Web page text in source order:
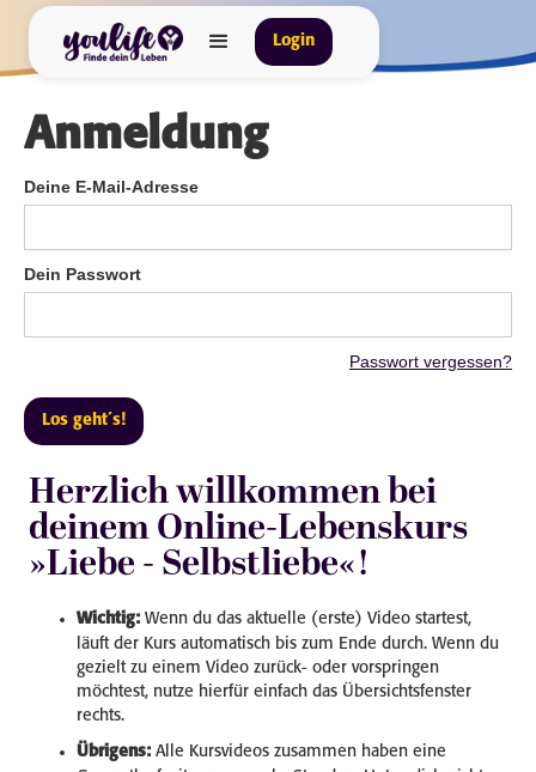
Login
Anmeldung
Deine E-Mail-Adresse
Dein Passwort
Passwort vergessen?
Herzlich willkommen bei
deinem Online-Lebenskurs
»Liebe - Selbstliebe«!
Wichtig: Wenn du das aktuelle (erste) Video startest,
läuft der Kurs automatisch bis zum Ende durch. Wenn du
gezielt zu einem Video zurück- oder vorspringen
möchtest, nutze hierfür einfach das Übersichtsfenster
rechts.
Übrigens: Alle Kursvideos zusammen haben eine